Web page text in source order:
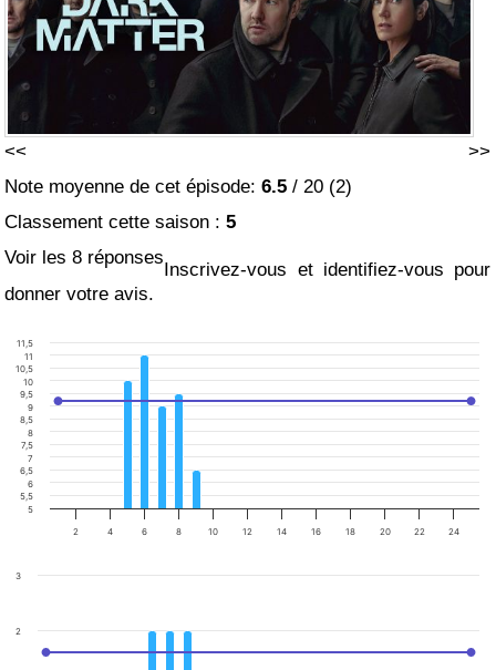
<<
>>
Note moyenne de cet épisode:6.5 / 20 (2)
Classement cette saison :5
Voir les 8 réponses
Inscrivez-vous et identifiez-vous pour
donner votre avis.
2 4 6 8 10 12 14 16 18 20 22 24
5
5,5
6
6,5
7
7,5
8
8,5
9
9,5
10
10,5
11
11,5
2
3